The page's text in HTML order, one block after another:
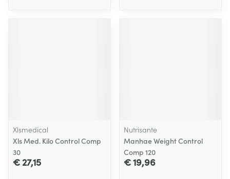
Xlsmedical
Xls Med. Kilo Control Comp
30
€ 27,15
Nutrisante
Manhae Weight Control
Comp 120
€ 19,96